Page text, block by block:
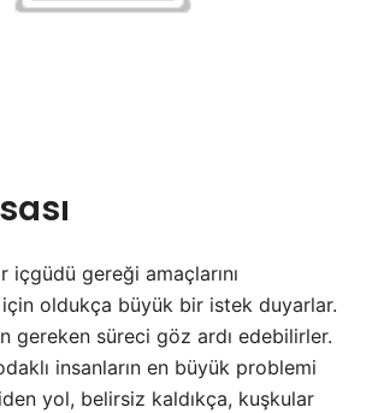
içgüdü gereği amaçlarını
oldukça büyük bir istek duyarlar.
gereken süreci göz ardı edebilirler.
insanların en büyük problemi
yol, belirsiz kaldıkça, kuşkular